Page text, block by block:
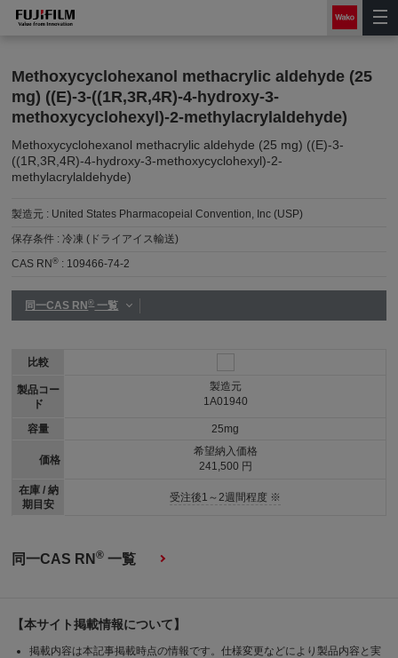
Methoxycyclohexanol methacrylic aldehyde (25
mg) ((E)-3-((1R,3R,4R)-4-hydroxy-3-
methoxycyclohexyl)-2-methylacrylaldehyde)
Methoxycyclohexanol methacrylic aldehyde (25 mg) ((E)-3-
((1R,3R,4R)-4-hydroxy-3-methoxycyclohexyl)-2-
methylacrylaldehyde)
製造元 : United States Pharmacopeial Convention, Inc (USP)
保存条件 :冷凍 (ドライアイス輸送)
CAS RN® : 109466-74-2
同一CAS RN®一覧
比較
製品コー
ド
容量
価格
在庫 / 納
期目安
製造元
1A01940
25mg
希望納入価格
241,500 円
受注後1～2週間程度 ※
同一CAS RN® 一覧
【本サイト掲載情報について】
掲載内容は本記事掲載時点の情報です。仕様変更などにより製品内容と実